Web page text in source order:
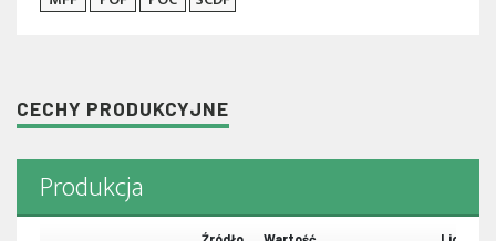
CECHY PRODUKCYJNE
Produkcja